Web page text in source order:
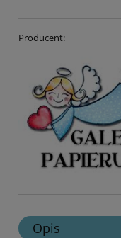
Producent:
Opis